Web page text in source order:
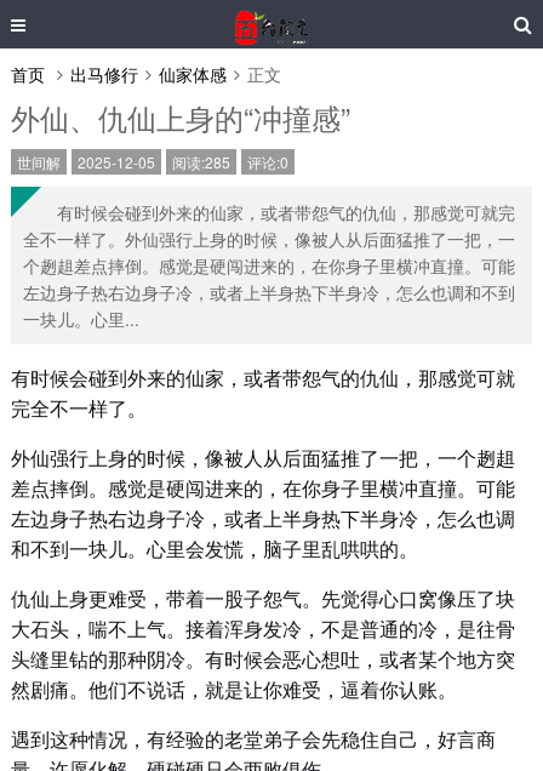
首页 出马修行 仙家体感 正文
外仙、仇仙上身的“冲撞感”
世间解 2025-12-05 阅读:285 评论:0
有时候会碰到外来的仙家，或者带怨气的仇仙，那感觉可就完
全不一样了。外仙强行上身的时候，像被人从后面猛推了一把，一
个趔趄差点摔倒。感觉是硬闯进来的，在你身子里横冲直撞。可能
左边身子热右边身子冷，或者上半身热下半身冷，怎么也调和不到
一块儿。心里...
有时候会碰到外来的仙家，或者带怨气的仇仙，那感觉可就
完全不一样了。
外仙强行上身的时候，像被人从后面猛推了一把，一个趔趄
差点摔倒。感觉是硬闯进来的，在你身子里横冲直撞。可能
左边身子热右边身子冷，或者上半身热下半身冷，怎么也调
和不到一块儿。心里会发慌，脑子里乱哄哄的。
仇仙上身更难受，带着一股子怨气。先觉得心口窝像压了块
大石头，喘不上气。接着浑身发冷，不是普通的冷，是往骨
头缝里钻的那种阴冷。有时候会恶心想吐，或者某个地方突
然剧痛。他们不说话，就是让你难受，逼着你认账。
遇到这种情况，有经验的老堂弟子会先稳住自己，好言商